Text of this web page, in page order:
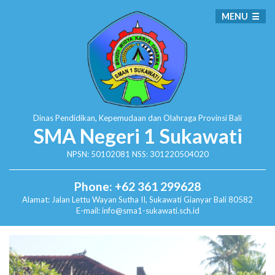
Dinas Pendidikan, Kepemudaan dan Olahraga Provinsi Bali
SMA Negeri 1 Sukawati
NPSN: 50102081 NSS: 301220504020
Phone: +62 361 299628
Alamat: Jalan Lettu Wayan Sutha II, SukawatiGianyar Bali 80582
E-mail: info@sma1-sukawati.sch.id
MENU